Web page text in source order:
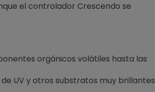
el controlador Crescendo se
orgánicos volátiles hasta las
UV y otros substratos muy brillantes